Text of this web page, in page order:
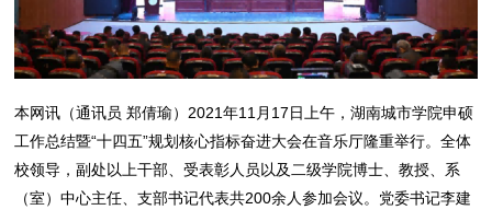
本网讯（通讯员 郑倩瑜）2021年11月17日上午，湖南城市学院申硕
工作总结暨“十四五”规划核心指标奋进大会在音乐厅隆重举行。全体
校领导，副处以上干部、受表彰人员以及二级学院博士、教授、系
（室）中心主任、支部书记代表共200余人参加会议。党委书记李建